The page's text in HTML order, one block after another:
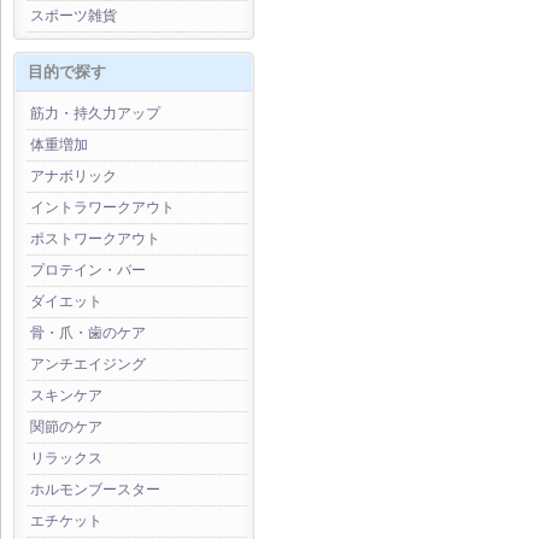
スポーツ雑貨
目的で探す
筋力・持久力アップ
体重増加
アナボリック
イントラワークアウト
ポストワークアウト
プロテイン・バー
ダイエット
骨・爪・歯のケア
アンチエイジング
スキンケア
関節のケア
リラックス
ホルモンブースター
エチケット